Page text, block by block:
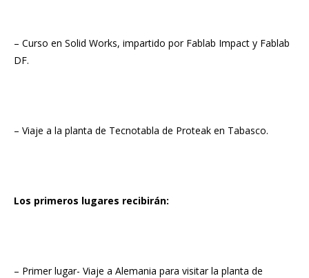
– Curso en Solid Works, impartido por Fablab Impact y Fablab
DF.
– Viaje a la planta de Tecnotabla de Proteak en Tabasco.
Los primeros lugares recibirán:
– Primer lugar- Viaje a Alemania para visitar la planta de